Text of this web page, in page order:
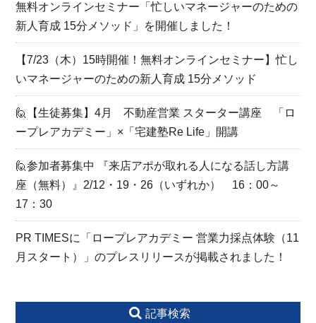
無料オンラインセミナー「忙しいマネージャーのための
新人育成 15分メソッド」を開催しました！
【7/23（木）15時開催！無料オンラインセミナー】忙し
いマネージャーのための新人育成 15分メソッド
🙋【生徒募集】4月 不動産営業 スターター講座 「ロ
ープレアカデミー」×「宅建塾Re Life」開講
🙋参加者募集中 『来店アポが取れる人になる話し方講
座（無料）』2/12・19・26（いずれか） 16：00～
17：30
PR TIMESに「ロープレアカデミー 営業力採点体験（11
月スタート）」のプレスリリースが掲載されました！
記事検索